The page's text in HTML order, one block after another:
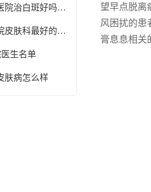
上海市第十人民医院治白斑好吗知乎
哈尔滨市第二医院皮肤科最好的医生
生名单
肤病怎么样
望早点脱离
风困扰的患
膏息息相关